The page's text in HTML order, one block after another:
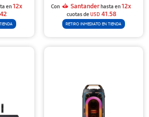
en12x
Inalámbrico y Q-Symphony
Con Santanderhasta en12x
cuotas deUSD 41.58
RETIRO INMEDIATO EN TIENDA